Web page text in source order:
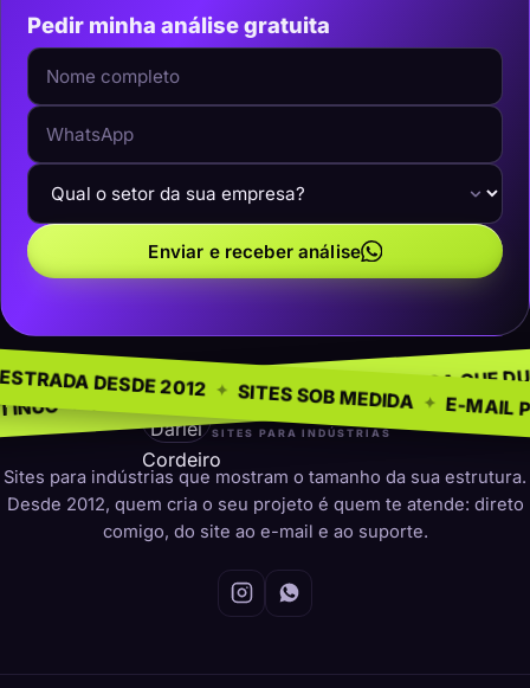
Pedir minha análise gratuita
Enviar e receber análise
PARA INDÚSTRIAS ✦ PRESENÇA QUE DURA ✦ SEM
✦ NA ESTRADA DESDE 2012 ✦ SITES SOB
darleicordeiro
SITES PARA INDÚSTRIAS
Sites para indústrias que mostram o tamanho da sua estrutura.
Desde 2012, quem cria o seu projeto é quem te atende: direto
comigo, do site ao e-mail e ao suporte.